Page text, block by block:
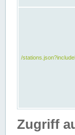
/
Zugriff